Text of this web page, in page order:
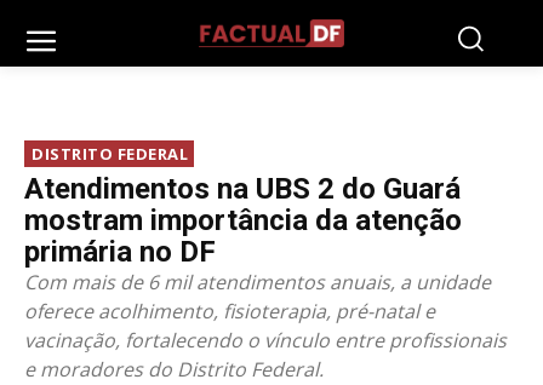
DISTRITO FEDERAL
Atendimentos na UBS 2 do Guará
mostram importância da atenção
primária no DF
Com mais de 6 mil atendimentos anuais, a unidade
oferece acolhimento, fisioterapia, pré-natal e
vacinação, fortalecendo o vínculo entre profissionais
e moradores do Distrito Federal.